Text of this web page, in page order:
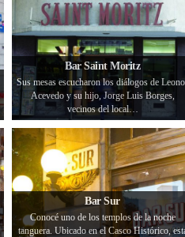
Bar Saint Moritz
Sus mesas escucharon los diálogos de
Acevedo y su hijo, Jorge Luis Borges,
vecinos del local…
Bar Sur
Conocé uno de los templos de la noche
tanguera. Ubicado en el Casco Histórico,